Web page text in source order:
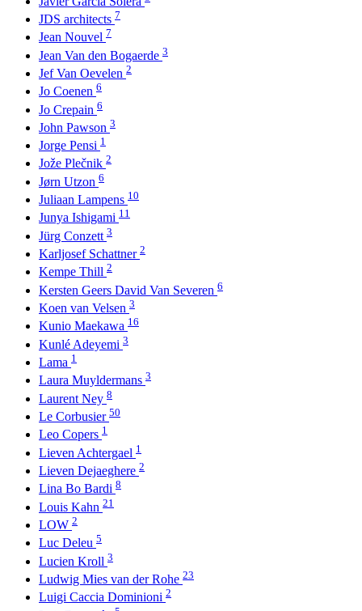
JDS architects 7
Jean Nouvel 7
Jean Van den Bogaerde 3
Jef Van Oevelen 2
Jo Coenen 6
Jo Crepain 6
John Pawson 3
Jorge Pensi 1
Jože Plečnik 2
Jørn Utzon 6
Juliaan Lampens 10
Junya Ishigami 11
Jürg Conzett 3
Karljosef Schattner 2
Kempe Thill 2
Kersten Geers David Van Severen 6
Koen van Velsen 3
Kunio Maekawa 16
Kunlé Adeyemi 3
Lama 1
Laura Muyldermans 3
Laurent Ney 8
Le Corbusier 50
Leo Copers 1
Lieven Achtergael 1
Lieven Dejaeghere 2
Lina Bo Bardi 8
Louis Kahn 21
LOW 2
Luc Deleu 5
Lucien Kroll 3
Ludwig Mies van der Rohe 23
Luigi Caccia Dominioni 2